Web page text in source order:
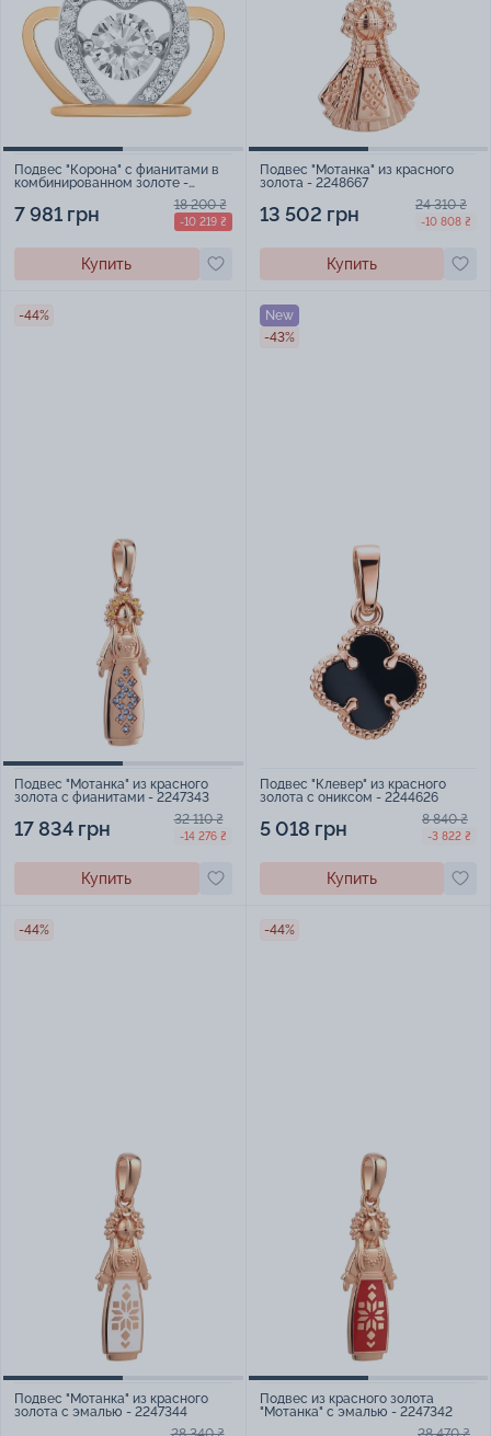
Подвес "Корона" с фианитами в
комбинированном золоте -
7 981 грн 18 200 ₴
-10 219 ₴
Купить
Подвес "Мотанка" из красного
золота - 2248667
13 502 грн 24 310 ₴
-10 808 ₴
Купить
-44%
Подвес "Мотанка" из красного
золота с фианитами - 2247343
17 834 грн 32 110 ₴
-14 276 ₴
Купить
New
-43%
Подвес "Клевер" из красного
золота с ониксом - 2244626
5 018 грн 8 840 ₴
-3 822 ₴
Купить
-44%
Подвес "Мотанка" из красного
золота с эмалью - 2247344
-44%
Подвес из красного золота
"Мотанка" с эмалью - 2247342